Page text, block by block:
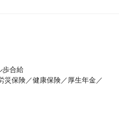
歩合給
災保険／健康保険／厚生年金／